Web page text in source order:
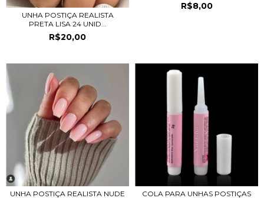
UNHA POSTIÇA REALISTA
PRETA LISA 24 UNID...
R$20,00
R$8,00
UNHA POSTIÇA REALISTA NUDE
COLA PARA UNHAS POSTIÇAS